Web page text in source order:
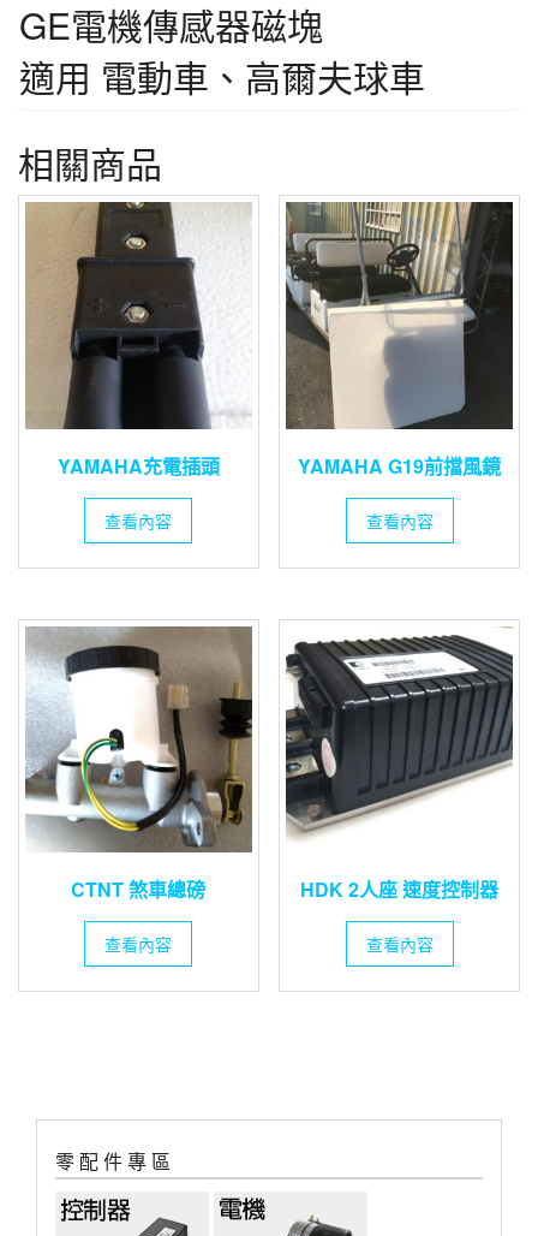
GE電機傳感器磁塊
適用 電動車、高爾夫球車
相關商品
YAMAHA充電插頭
查看內容
YAMAHA G19前擋風鏡
查看內容
CTNT 煞車總磅
查看內容
HDK 2人座 速度控制器
查看內容
零 配 件 專 區